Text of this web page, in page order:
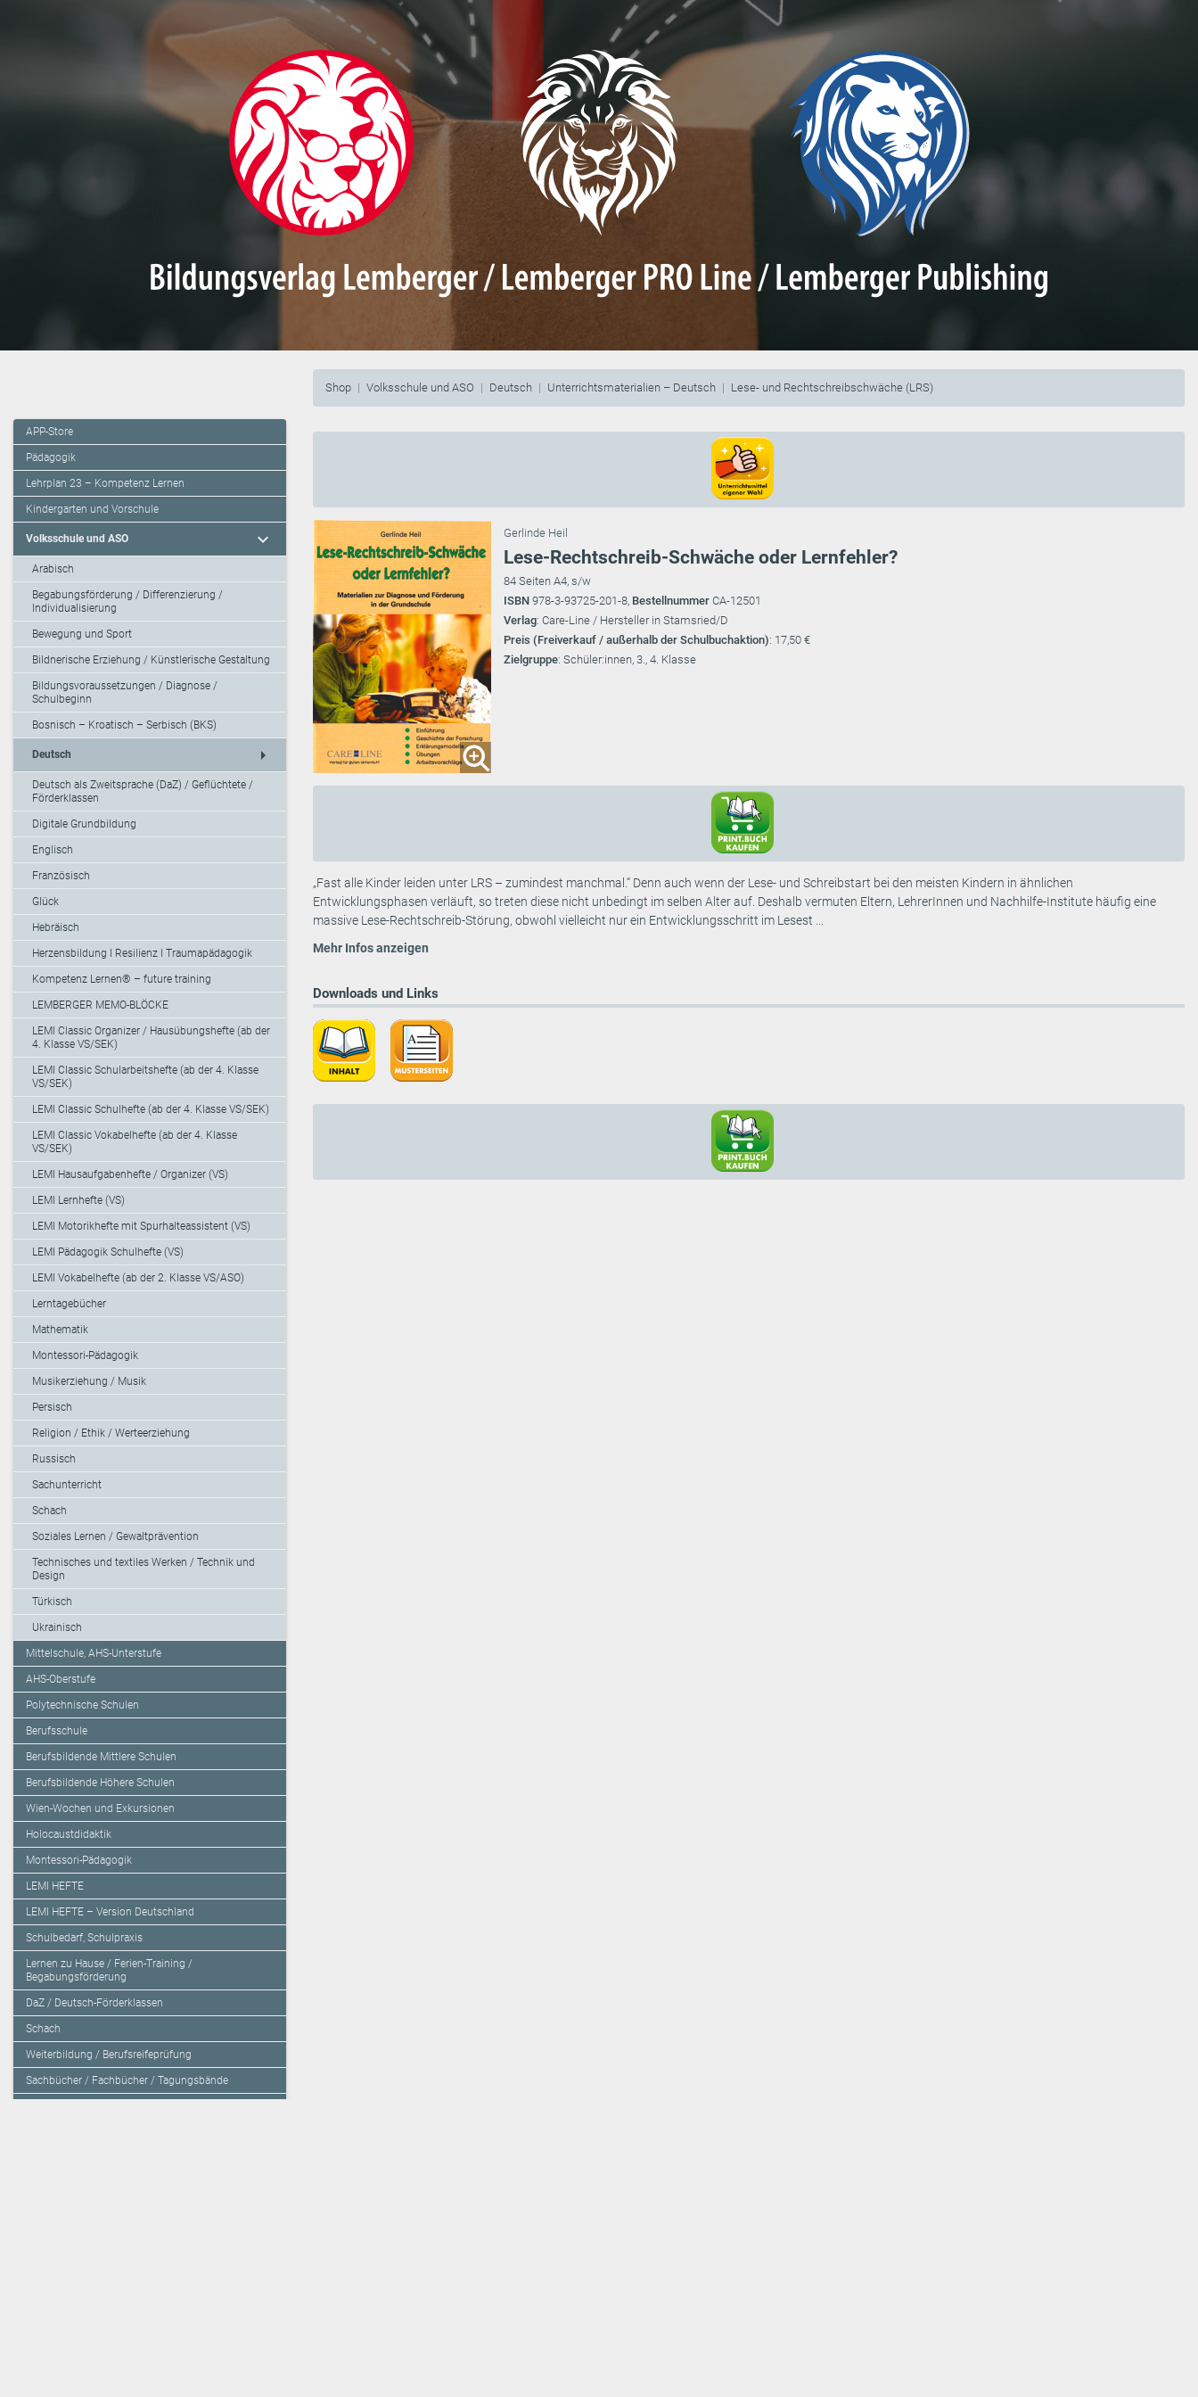
Shop Volksschule und ASO Deutsch Unterrichtsmaterialien – Deutsch Lese- und Rechtschreibschwäche (LRS)
APP-Store
Pädagogik
Lehrplan 23 – Kompetenz Lernen
Kindergarten und Vorschule
Volksschule und ASO expand_more
Arabisch
Begabungsförderung / Differenzierung /
Individualisierung
Bewegung und Sport
Bildnerische Erziehung / Künstlerische Gestaltung
Bildungsvoraussetzungen / Diagnose /
Schulbeginn
Bosnisch – Kroatisch – Serbisch (BKS)
Deutsch arrow_right
Deutsch als Zweitsprache (DaZ) / Geflüchtete /
Förderklassen
Digitale Grundbildung
Englisch
Französisch
Glück
Hebräisch
Herzensbildung I Resilienz I Traumapädagogik
Kompetenz Lernen® – future training
LEMBERGER MEMO-BLÖCKE
LEMI Classic Organizer / Hausübungshefte (ab der
4. Klasse VS/SEK)
LEMI Classic Schularbeitshefte (ab der 4. Klasse
VS/SEK)
LEMI Classic Schulhefte (ab der 4. Klasse VS/SEK)
LEMI Classic Vokabelhefte (ab der 4. Klasse
VS/SEK)
LEMI Hausaufgabenhefte / Organizer (VS)
LEMI Lernhefte (VS)
LEMI Motorikhefte mit Spurhalteassistent (VS)
LEMI Pädagogik Schulhefte (VS)
LEMI Vokabelhefte (ab der 2. Klasse VS/ASO)
Lerntagebücher
Mathematik
Montessori-Pädagogik
Musikerziehung / Musik
Persisch
Religion / Ethik / Werteerziehung
Russisch
Sachunterricht
Schach
Soziales Lernen / Gewaltprävention
Technisches und textiles Werken / Technik und
Design
Türkisch
Ukrainisch
Mittelschule, AHS-Unterstufe
AHS-Oberstufe
Polytechnische Schulen
Berufsschule
Berufsbildende Mittlere Schulen
Berufsbildende Höhere Schulen
Wien-Wochen und Exkursionen
Holocaustdidaktik
Montessori-Pädagogik
LEMI HEFTE
LEMI HEFTE – Version Deutschland
Schulbedarf, Schulpraxis
Lernen zu Hause / Ferien-Training /
Begabungsförderung
DaZ / Deutsch-Förderklassen
Schach
Weiterbildung / Berufsreifeprüfung
Sachbücher / Fachbücher / Tagungsbände
Gerlinde Heil
Lese-Rechtschreib-Schwäche oder Lernfehler?
84 Seiten A4, s/w
ISBN 978-3-93725-201-8, Bestellnummer CA-12501
Verlag: Care-Line / Hersteller in Stamsried/D
Preis (Freiverkauf / außerhalb der Schulbuchaktion): 17,50 €
Zielgruppe: Schüler:innen, 3., 4. Klasse
„Fast alle Kinder leiden unter LRS – zumindest manchmal.“ Denn auch wenn der Lese- und Schreibstart bei den meisten Kindern in ähnlichen
Entwicklungsphasen verläuft, so treten diese nicht unbedingt im selben Alter auf. Deshalb vermuten Eltern, LehrerInnen und Nachhilfe-Institute häufig eine
massive Lese-Rechtschreib-Störung, obwohl vielleicht nur ein Entwicklungsschritt im Lesest ...
Mehr Infos anzeigen
Downloads und Links